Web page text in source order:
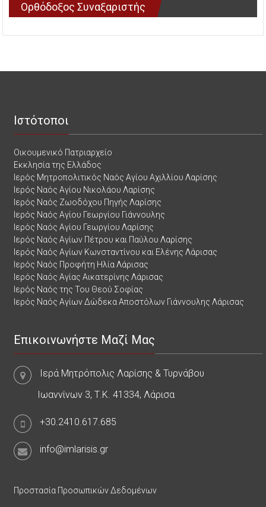
Ορθόδοξος Συναξαριστής
Ιστότοποι
Οικουμενικό Πατριαρχείο
Εκκλησία της Ελλάδος
Ιερός Μητροπολιτικός Ναός Αγίου Αχιλλίου Λαρίσης
Ιερός Ναός Αγίου Νικολάου Λαρίσης
Ιερός Ναός Ζωοδόχου Πηγής Λαρίσης
Ιερός Ναός Αγίου Γεωργίου Γιάννουλης
Ιερός Ναός Αγίου Γεωργίου Λαρίσης
Ιερός Ναός Αγίων Πέτρου και Παύλου Λαρίσης
Ιερός Ναός Αγίων Κωνσταντίνου και Ελένης Λάρισας
Ιερός Ναός Προφήτη Ηλία Λάρισας
Ιερός Ναός Αγίας Αικατερίνης Λάρισας
Ιερός Ναός της Του Θεού Σοφίας
Ιερός Ναός Αγίων Δώδεκα Αποστόλων Γιάννουλης Λάρισας
Επικοινωνήστε Μαζί Μας
Ιερά Μητρόπολις Λαρίσης & Τυρνάβου
Ιωαννίνων 3, Τ.Κ. 41334, Λάρισα
+30.2410.617.685
info@imlarisis.gr
Προστασία Προσωπικών Δεδομένων